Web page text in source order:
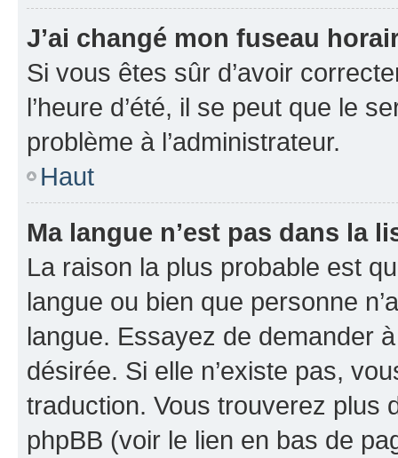
J’ai changé mon fuseau
Si vous êtes sûr d’avoir
l’heure d’été, il se peut que le
problème à l’administrateur.
Haut
Ma langue n’est pas dans la
La raison la plus probable est
langue ou bien que personne
langue. Essayez de demander
désirée. Si elle n’existe pas,
traduction. Vous trouverez plus
phpBB (voir le lien en bas de